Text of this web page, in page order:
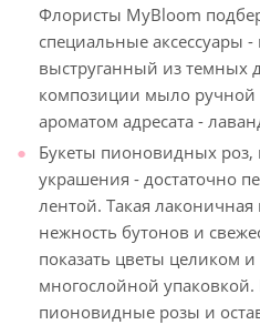
Флористы MyBloom
специальные аксессуары -
выструганный из темных
композиции мыло
ароматом адресата -
Букеты пионовидных роз,
украшения - достаточно
лентой. Такая
нежность бутонов и
показать цветы целиком
многослойной
пионовидные розы и